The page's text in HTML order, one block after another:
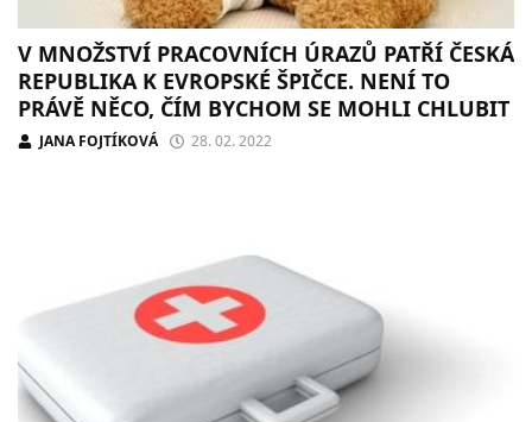
V MNOŽSTVÍ PRACOVNÍCH ÚRAZŮ PATŘÍ ČESKÁ
REPUBLIKA K EVROPSKÉ ŠPIČCE. NENÍ TO
PRÁVĚ NĚCO, ČÍM BYCHOM SE MOHLI CHLUBIT
JANA FOJTÍKOVÁ 28. 02. 2022